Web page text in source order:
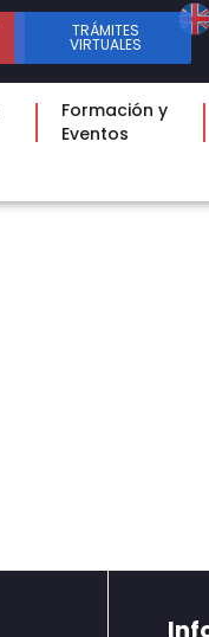
TRÁMITES
VIRTUALES
Formación y
Eventos